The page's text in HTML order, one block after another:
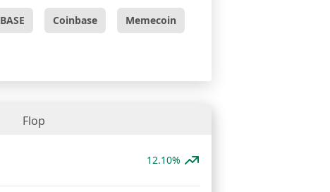
BASE Coinbase Memecoin
Flop
12.10%